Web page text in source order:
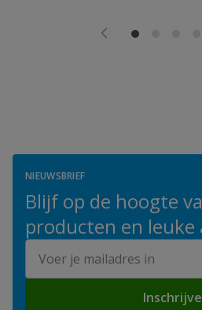
NIEUWSBRIEF
Blijf op de hoogte
producten en leuke